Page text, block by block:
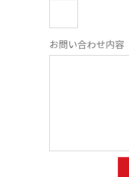
お問い合わせ内容